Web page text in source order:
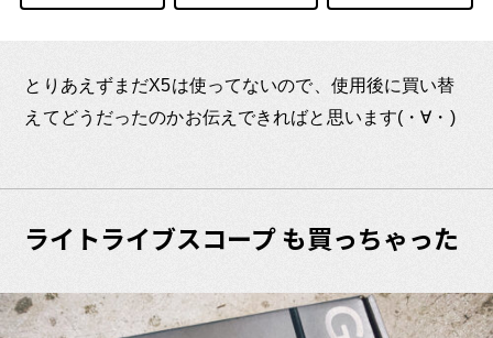
とりあえずまだX5は使ってないので、使用後に買い替
えてどうだったのかお伝えできればと思います(・∀・)
ライトライブスコープ も買っちゃった